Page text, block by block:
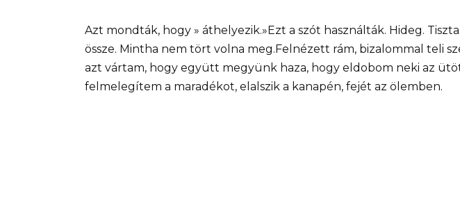
Azt mondták, hogy » áthelyezik.»Ezt a szót használták. Hideg.
össze. Mintha nem tört volna meg.Felnézett rám, bizalommal teli
azt vártam, hogy együtt megyünk haza, hogy eldobom neki az
felmelegítem a maradékot, elalszik a kanapén, fejét az ölemben.